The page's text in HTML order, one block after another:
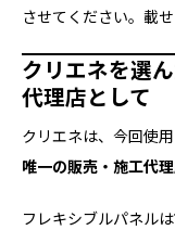
させてください。載
クリエネを選
代理店として
クリエネは、今回使
唯一の販売・施工代
フレキシブルパネル